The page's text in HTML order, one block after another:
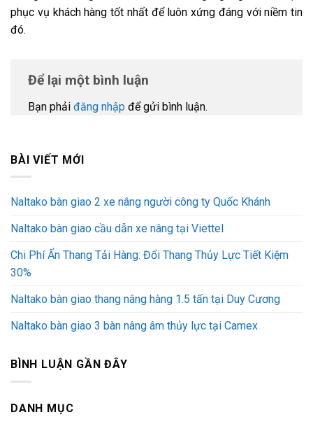
phục vụ khách hàng tốt nhất để luôn xứng đáng với niềm tin
đó.
Để lại một bình luận
Bạn phải đăng nhập để gửi bình luận.
BÀI VIẾT MỚI
Naltako bàn giao 2 xe nâng người công ty Quốc Khánh
Naltako bàn giao cầu dẫn xe nâng tại Viettel
Chi Phí Ẩn Thang Tải Hàng: Đổi Thang Thủy Lực Tiết Kiệm
30%
Naltako bàn giao thang nâng hàng 1.5 tấn tại Duy Cương
Naltako bàn giao 3 bàn nâng âm thủy lực tại Camex
BÌNH LUẬN GẦN ĐÂY
DANH MỤC